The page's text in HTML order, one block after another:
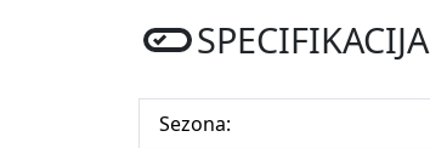
SPECIFIKACIJA
Sezona: